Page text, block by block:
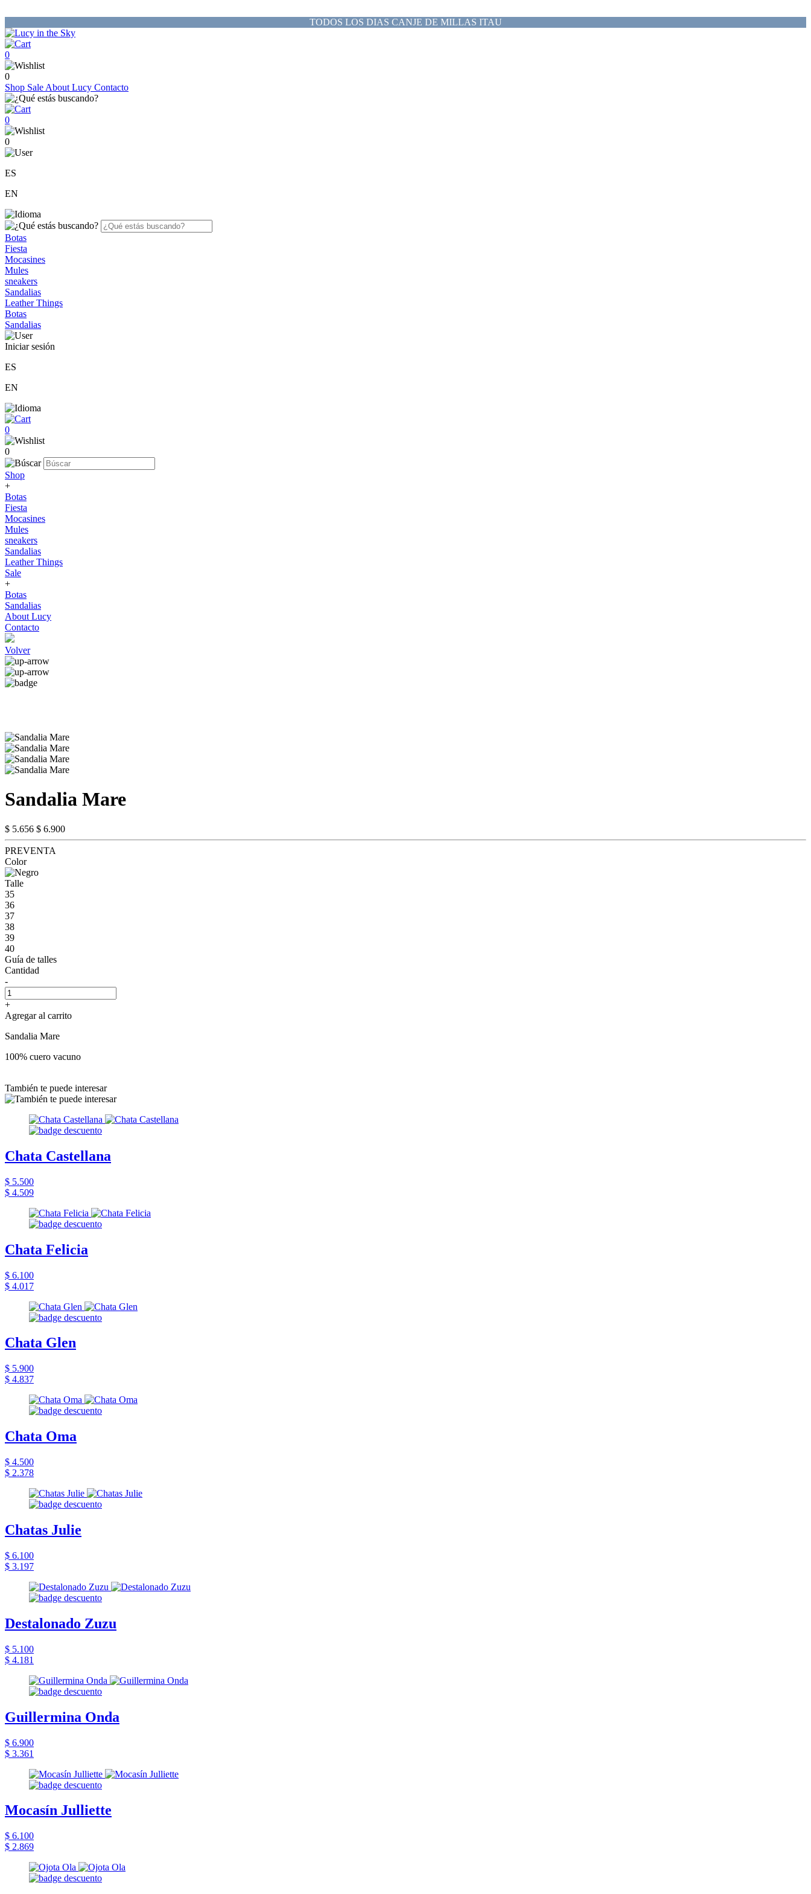
TODOS LOS DIAS CANJE DE MILLAS ITAU
0
0
Shop Sale About Lucy Contacto
0
0
ES
EN
Botas
Fiesta
Mocasines
Mules
sneakers
Sandalias
Leather Things
Botas
Sandalias
Iniciar sesión
ES
EN
0
0
Shop
+
Botas
Fiesta
Mocasines
Mules
sneakers
Sandalias
Leather Things
Sale
+
Botas
Sandalias
About Lucy
Contacto
Volver
Sandalia Mare
$ 5.656 $ 6.900
PREVENTA
Color
Talle
35
36
37
38
39
40
Guía de talles
Cantidad
-
+
Agregar al carrito
Sandalia Mare
100% cuero vacuno
También te puede interesar
Chata Castellana
$ 5.500
$ 4.509
Chata Felicia
$ 6.100
$ 4.017
Chata Glen
$ 5.900
$ 4.837
Chata Oma
$ 4.500
$ 2.378
Chatas Julie
$ 6.100
$ 3.197
Destalonado Zuzu
$ 5.100
$ 4.181
Guillermina Onda
$ 6.900
$ 3.361
Mocasín Julliette
$ 6.100
$ 2.869